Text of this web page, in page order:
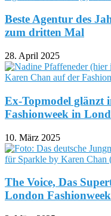
Beste Agentur des
zum dritten Mal
28. April 2025
Ex-Topmodel glänzt
Fashionweek in
10. März 2025
The Voice, Das
London Fashionweek